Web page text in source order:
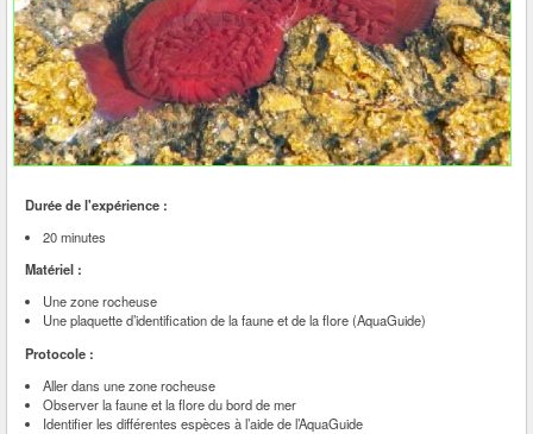
Durée de l'expérience :
20 minutes
Matériel :
Une zone rocheuse
Une plaquette d’identification de la faune et de la flore (AquaGuide)
Protocole :
Aller dans une zone rocheuse
Observer la faune et la flore du bord de mer
Identifier les différentes espèces à l’aide de l’AquaGuide